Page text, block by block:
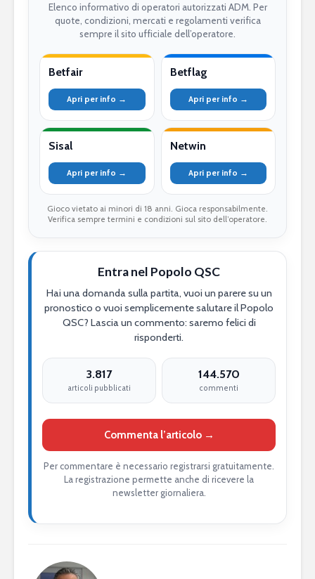
Elenco informativo di operatori autorizzati ADM. Per
quote, condizioni, mercati e regolamenti verifica
sempre il sito ufficiale dell’operatore.
Betfair
Apri per info →
Betflag
Apri per info →
Sisal
Apri per info →
Netwin
Apri per info →
Gioco vietato ai minori di 18 anni. Gioca responsabilmente.
Verifica sempre termini e condizioni sul sito dell’operatore.
Entra nel Popolo QSC
Hai una domanda sulla partita, vuoi un parere su un
pronostico o vuoi semplicemente salutare il Popolo
QSC? Lascia un commento: saremo felici di
risponderti.
3.817
articoli pubblicati
144.570
commenti
Commenta l’articolo →
Per commentare è necessario registrarsi gratuitamente.
La registrazione permette anche di ricevere la
newsletter giornaliera.